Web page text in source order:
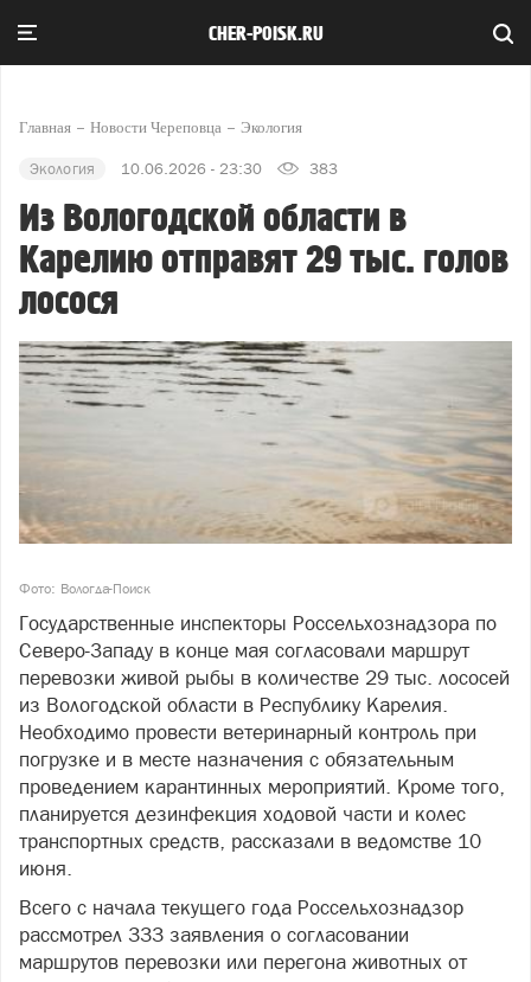
CHER-POISK.RU
Главная Новости Череповца Экология
Экология 10.06.2026 - 23:30 383
Из Вологодской области в
Карелию отправят 29 тыс. голов
лосося
Фото: Вологда-Поиск
Государственные инспекторы Россельхознадзора по
Северо-Западу в конце мая согласовали маршрут
перевозки живой рыбы в количестве 29 тыс. лососей
из Вологодской области в Республику Карелия.
Необходимо провести ветеринарный контроль при
погрузке и в месте назначения с обязательным
проведением карантинных мероприятий. Кроме того,
планируется дезинфекция ходовой части и колес
транспортных средств, рассказали в ведомстве 10
июня.
Всего с начала текущего года Россельхознадзор
рассмотрел 333 заявления о согласовании
маршрутов перевозки или перегона животных от